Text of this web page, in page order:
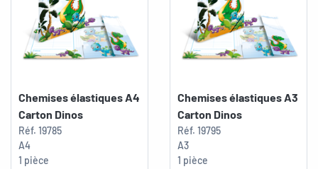
Chemises élastiques A4
Carton Dinos
Réf. 19785
A4
1 pièce
Chemises élastiques A3
Carton Dinos
Réf. 19795
A3
1 pièce